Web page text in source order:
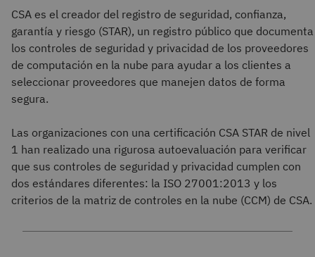
CSA es el creador del registro de seguridad, confianza,
garantía y riesgo (STAR), un registro público que documenta
los controles de seguridad y privacidad de los proveedores
de computación en la nube para ayudar a los clientes a
seleccionar proveedores que manejen datos de forma
segura.
Las organizaciones con una certificación CSA STAR de nivel
1 han realizado una rigurosa autoevaluación para verificar
que sus controles de seguridad y privacidad cumplen con
dos estándares diferentes: la ISO 27001:2013 y los
criterios de la matriz de controles en la nube (CCM) de CSA.